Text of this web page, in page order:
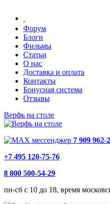
Форум
Блоги
Фильмы
Статьи
О нас
Доставка и оплата
Контакты
Бонусная система
Отзывы
Верфь на столе
7 909 962-
+7 495 120-75-76
8 800 500-54-29
пн-сб с 10 до 18, время